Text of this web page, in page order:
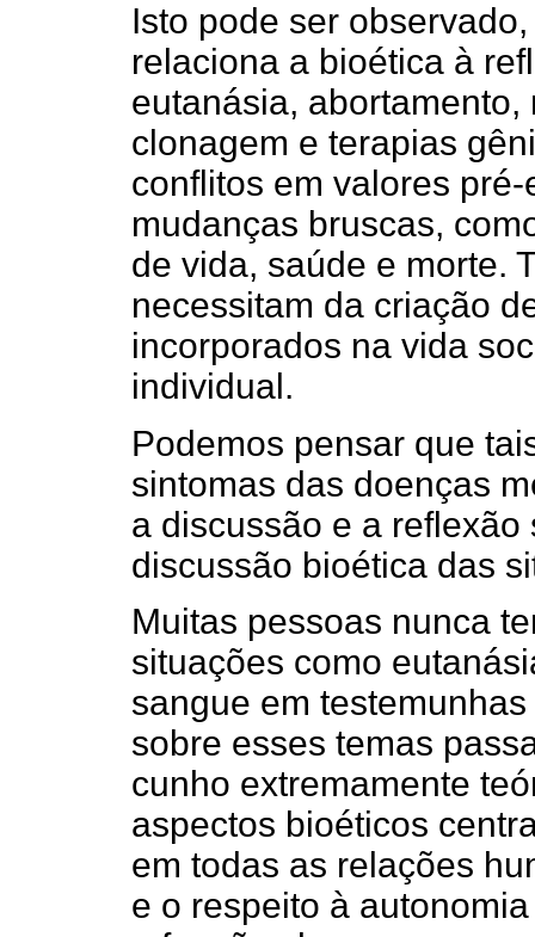
Isto pode ser
relaciona a bioética à
eutanásia,
clonagem e terapias
conflitos em valores
mudanças bruscas,
de vida, saúde e morte.
necessitam da criação
incorporados na vida
individual.
Podemos pensar que
sintomas das doenças
a discussão e a
discussão bioética das
Muitas pessoas nunca
situações como
sangue em
sobre esses temas
cunho extremamente
aspectos bioéticos
em todas as relações
e o respeito à